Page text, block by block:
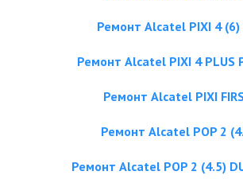
Ремонт Alcatel PIXI 4 (6)
Ремонт Alcatel PIXI 4 PLUS
Ремонт Alcatel PIXI
Ремонт Alcatel POP 2
Ремонт Alcatel POP 2 (4.5)